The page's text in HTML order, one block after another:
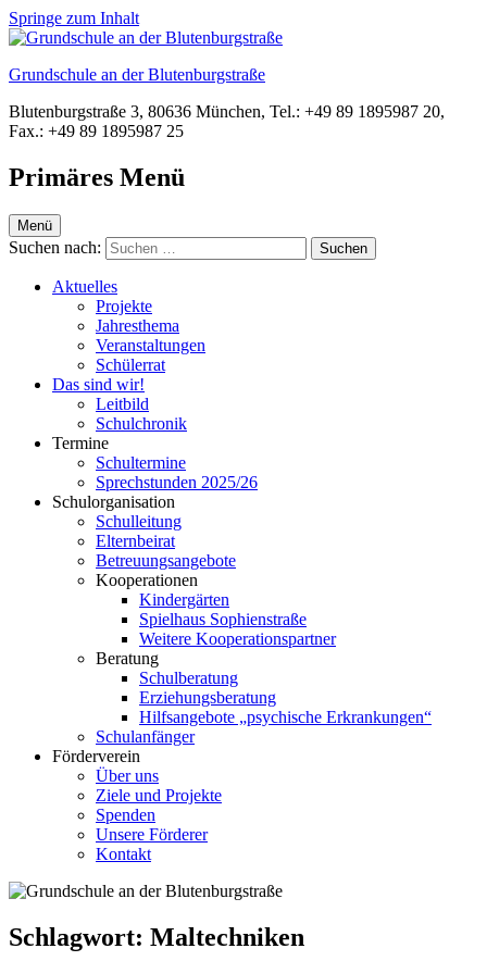
Springe zum Inhalt
Grundschule an der Blutenburgstraße
Blutenburgstraße 3, 80636 München, Tel.: +49 89 1895987 20,
Fax.: +49 89 1895987 25
Primäres Menü
Menü
Suchen nach:
Aktuelles
Projekte
Jahresthema
Veranstaltungen
Schülerrat
Das sind wir!
Leitbild
Schulchronik
Termine
Schultermine
Sprechstunden 2025/26
Schulorganisation
Schulleitung
Elternbeirat
Betreuungsangebote
Kooperationen
Kindergärten
Spielhaus Sophienstraße
Weitere Kooperationspartner
Beratung
Schulberatung
Erziehungsberatung
Hilfsangebote „psychische Erkrankungen“
Schulanfänger
Förderverein
Über uns
Ziele und Projekte
Spenden
Unsere Förderer
Kontakt
Schlagwort: Maltechniken